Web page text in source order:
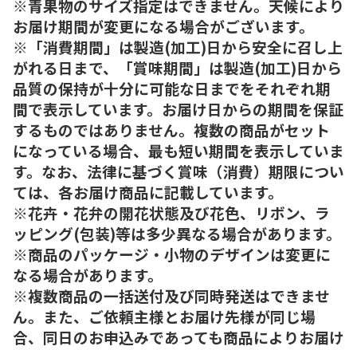
※青果物のサイズ指定はできません。天候により
お届け期間が変更になる場合がございます。
※「消費期間」は製造(加工)日から安全に召し上
がれる日まで、「賞味期間」は製造(加工)日から
品質の保持が十分に可能な日までをそれぞれ期
間で表示しています。お届け日からの期間を保証
するものではありません。複数の商品がセット
になっている場合、最も短い期間を表示していま
す。なお、法律に基づく賞味（消費）期限につい
ては、各お届け商品に記載しています。
※花卉・花弁の開花状態及び花色、リボン、ラ
ッピング(包装)等は多少異なる場合があります。
※商品のパッケージ・小物のデザインは変更に
なる場合があります。
※複数商品の一括送付及び同時発送はできませ
ん。また、ご依頼主様とお届け先様が同じ場
合、同日のお申込みであっても商品によりお届け